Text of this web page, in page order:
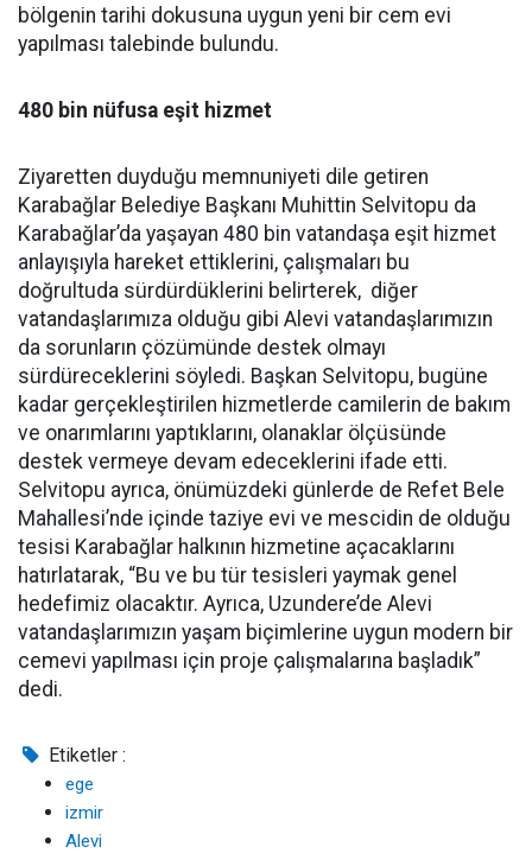
bölgenin tarihi dokusuna uygun yeni bir cem evi
yapılması talebinde bulundu.
480 bin nüfusa eşit hizmet
Ziyaretten duyduğu memnuniyeti dile getiren
Karabağlar Belediye Başkanı Muhittin Selvitopu da
Karabağlar’da yaşayan 480 bin vatandaşa eşit hizmet
anlayışıyla hareket ettiklerini, çalışmaları bu
doğrultuda sürdürdüklerini belirterek, diğer
vatandaşlarımıza olduğu gibi Alevi vatandaşlarımızın
da sorunların çözümünde destek olmayı
sürdüreceklerini söyledi. Başkan Selvitopu, bugüne
kadar gerçekleştirilen hizmetlerde camilerin de bakım
ve onarımlarını yaptıklarını, olanaklar ölçüsünde
destek vermeye devam edeceklerini ifade etti.
Selvitopu ayrıca, önümüzdeki günlerde de Refet Bele
Mahallesi’nde içinde taziye evi ve mescidin de olduğu
tesisi Karabağlar halkının hizmetine açacaklarını
hatırlatarak, “Bu ve bu tür tesisleri yaymak genel
hedefimiz olacaktır. Ayrıca, Uzundere’de Alevi
vatandaşlarımızın yaşam biçimlerine uygun modern bir
cemevi yapılması için proje çalışmalarına başladık”
dedi.
Etiketler :
ege
izmir
Alevi